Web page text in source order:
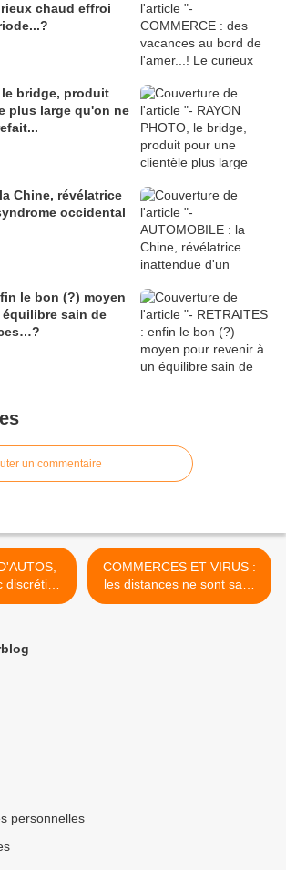
chaud effroi
le bridge, produit
plus large qu'on ne
Chine, révélatrice
occidental
le bon (?) moyen
sain de
un commentaire
"écolo-
COMMERCES ET VIRUS :
les distances ne sont sans
doute pas assez bien
personnelles